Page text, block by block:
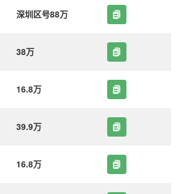
深圳区号88万
38万
16.8万
39.9万
16.8万